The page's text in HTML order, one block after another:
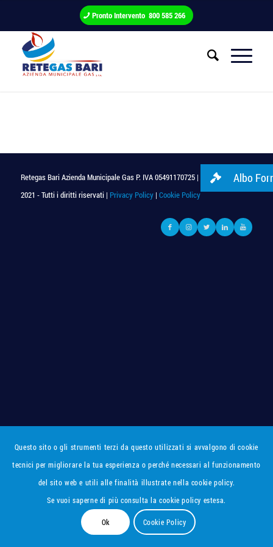
Pronto Intervento 800 585 266
Retegas Bari Azienda Municipale Gas P. IVA 05491170725 | © Copyright
2021 - Tutti i diritti riservati | Privacy Policy| Cookie Policy
Questo sito o gli strumenti terzi da questo utilizzati si avvalgono di cookie
tecnici per migliorare la tua esperienza o perché necessari al funzionamento
del sito web e utili alle finalità illustrate nella cookie policy.
Se vuoi saperne di più consulta la cookie policy estesa.
Ok Cookie Policy
Albo